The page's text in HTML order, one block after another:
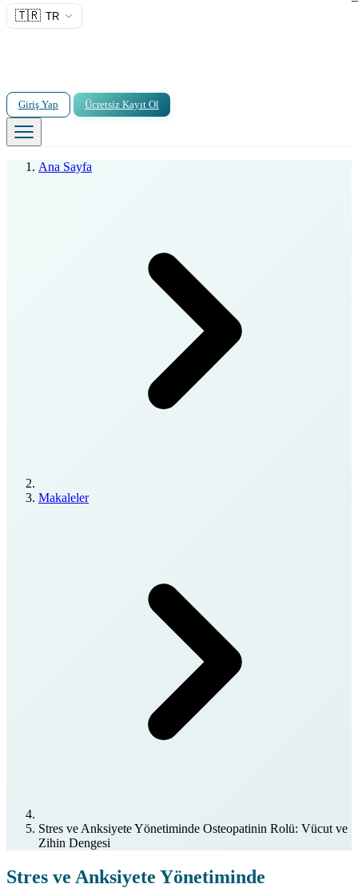
🇹🇷 TR
Giriş Yap Ücretsiz Kayıt Ol
Ana Sayfa
Makaleler
Stres ve Anksiyete Yönetiminde Osteopatinin Rolü: Vücut ve
Zihin Dengesi
Stres ve Anksiyete Yönetiminde